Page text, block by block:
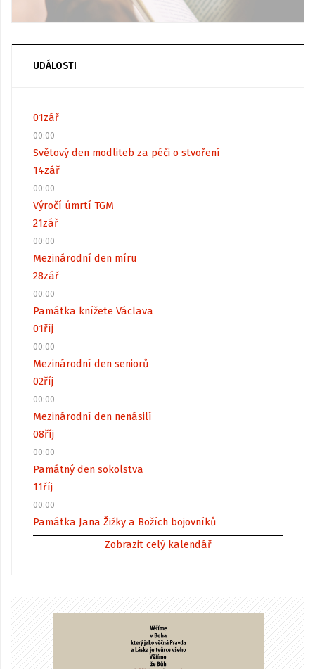
UDÁLOSTI
01zář
00:00
Světový den modliteb za péči o stvoření
14zář
00:00
Výročí úmrtí TGM
21zář
00:00
Mezinárodní den míru
28zář
00:00
Památka knížete Václava
01říj
00:00
Mezinárodní den seniorů
02říj
00:00
Mezinárodní den nenásilí
08říj
00:00
Památný den sokolstva
11říj
00:00
Památka Jana Žižky a Božích bojovníků
Zobrazit celý kalendář